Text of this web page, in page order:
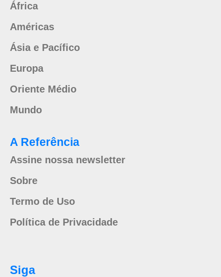
África
Américas
Ásia e Pacífico
Europa
Oriente Médio
Mundo
A Referência
Assine nossa newsletter
Sobre
Termo de Uso
Política de Privacidade
Siga